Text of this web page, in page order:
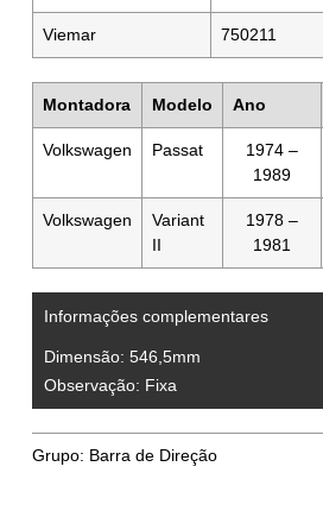
Viemar 750211
Montadora Modelo Ano
Volkswagen Passat
1974 –
1989
Volkswagen
Variant
II
1978 –
1981
Informações complementares
Dimensão: 546,5mm
Observação: Fixa
Grupo: Barra de Direção